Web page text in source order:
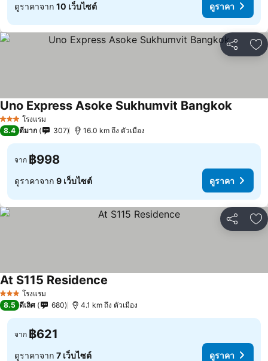
ดูราคาจาก 10 เว็บไซต์ ดูราคา
แชร์ เ
3 ดาว โรงแรม
Uno Express Asoke Sukhumvit Bangkokดูราคา
8.4 ดีมาก 307 16.0 km ถึง ตัวเมือง
จาก ฿998
ดูราคาจาก 9 เว็บไซต์ ดูราคา
แชร์ เ
3 ดาว โรงแรม
At S115 Residence
8.5 ดีเลิศ 680 4.1 km ถึง ตัวเมือง
จาก ฿621
ดูราคาจาก 7 เว็บไซต์ ดูราคา